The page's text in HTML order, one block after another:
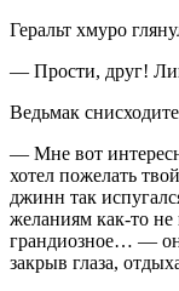
Геральт хмуро
— Прости, друг!
Ведьмак
— Мне вот
хотел пожелать
джинн так
желаниям как-то не
грандиозное… — он
закрыв глаза,